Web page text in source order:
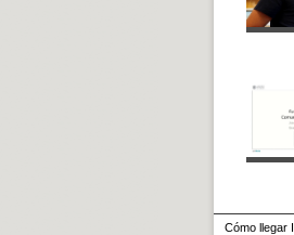
Cómo llegar I